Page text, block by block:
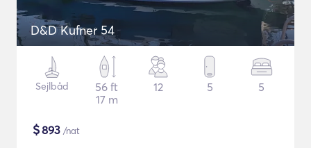
D&D Kufner 54
Sejlbåd
56 ft
17 m
12 5 5
$893 /nat